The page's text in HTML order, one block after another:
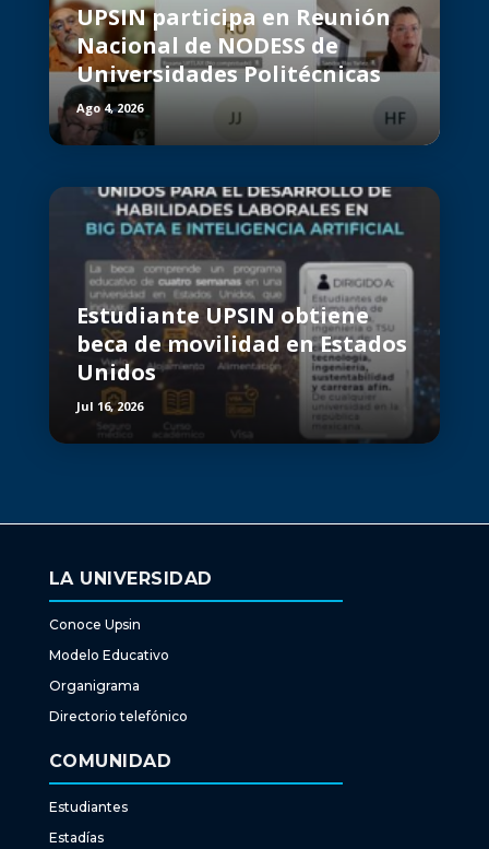
UPSIN participa en Reunión
Nacional de NODESS de
Universidades Politécnicas
Ago 4, 2026
Estudiante UPSIN obtiene
beca de movilidad en Estados
Unidos
Jul 16, 2026
LA UNIVERSIDAD
Conoce Upsin
Modelo Educativo
Organigrama
Directorio telefónico
COMUNIDAD
Estudiantes
Estadías